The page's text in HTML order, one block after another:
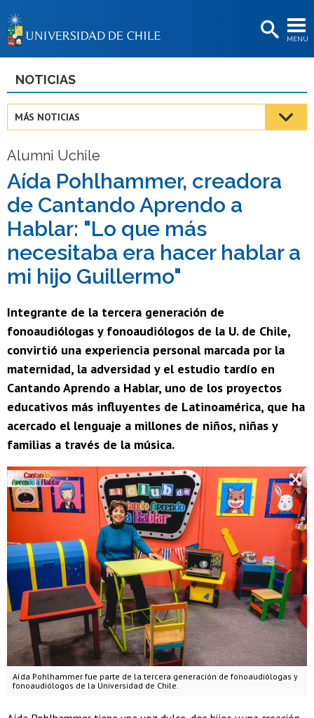
MENÚ
BIBLIOTECAS
Estudiantes
Funcionarias/os
Egresadas/os
NOTICIAS
MÁS NOTICIAS
Alumni Uchile
Aída Pohlhammer, creadora
de Cantando Aprendo a
Hablar: "Lo que más
necesitaba era hacer hablar a
mi hijo Guillermo"
Integrante de la tercera generación de
fonoaudiólogas y fonoaudiólogos de la U. de Chile,
convirtió una experiencia personal marcada por la
maternidad, la adversidad y el estudio tardío en
Cantando Aprendo a Hablar, uno de los proyectos
educativos más influyentes de Latinoamérica, que ha
acercado el lenguaje a millones de niños, niñas y
familias a través de la música.
Aída Pohlhammer fue parte de la tercera generación de fonoaudiólogas y
fonoaudiólogos de la Universidad de Chile.